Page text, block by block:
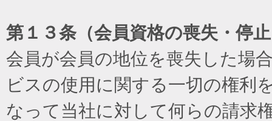
第１３条（会員資格の喪失・停
会員が会員の地位を喪失した場
ビスの使用に関する一切の権利
なって当社に対して何らの請求